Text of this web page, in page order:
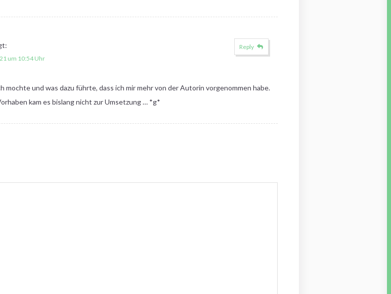
um 10:54 Uhr
mochte und was dazu führte, dass ich mir mehr von der Autorin vorgenommen habe.
kam es bislang nicht zur Umsetzung … *g*
Reply